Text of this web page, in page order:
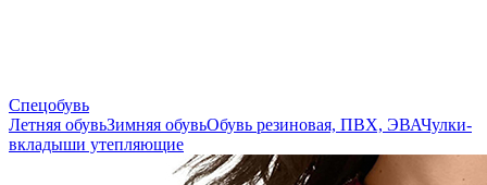
Спецобувь
Летняя обувьЗимняя обувьОбувь резиновая, ПВХ, ЭВАЧулки-
вкладыши утепляющие